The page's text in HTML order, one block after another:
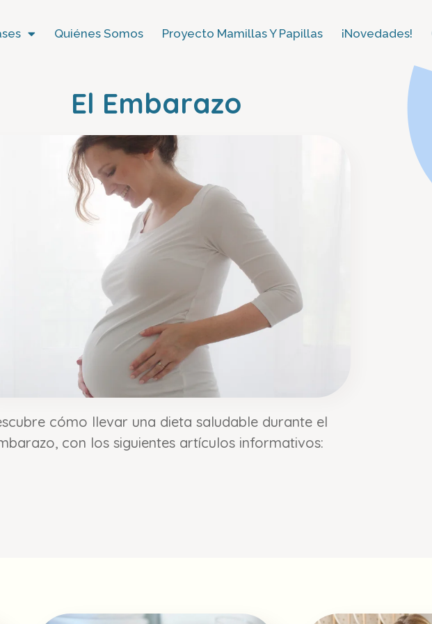
Quiénes Somos Proyecto Mamillas Y Papillas​ ¡Novedades!
El Embarazo
cómo llevar una dieta saludable durante el
con los siguientes artículos informativos: